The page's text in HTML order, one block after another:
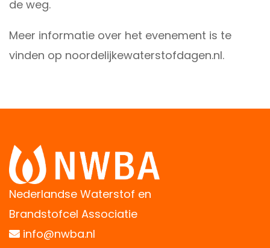
de weg.
Meer informatie over het evenement is te
vinden op noordelijkewaterstofdagen.nl.
Nederlandse Waterstof en
Brandstofcel Associatie
info@nwba.nl